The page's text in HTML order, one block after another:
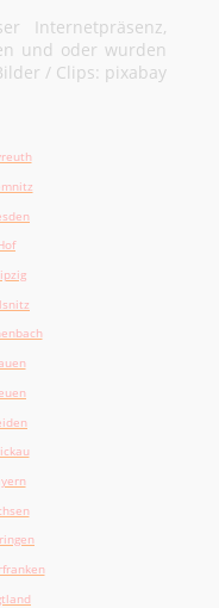
Internetpräsenz,
und oder wurden
/ Clips: pixabay